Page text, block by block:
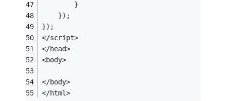
		}
	});
});
</script>
</head>
<body>
</body>
</html>